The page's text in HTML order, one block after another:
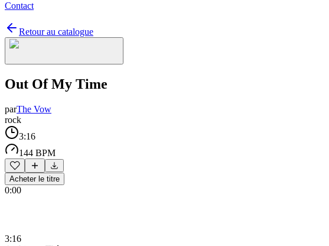
Contact
Retour au catalogue
Out Of My Time
parThe Vow
rock
3:16
144 BPM
Acheter le titre
0:00
3:16